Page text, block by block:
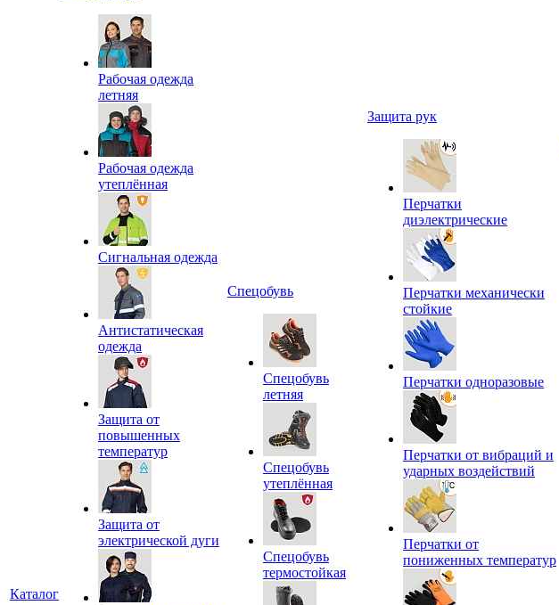
Каталог
Рабочая одежда
летняя
Рабочая одежда
утеплённая
Сигнальная одежда
Антистатическая
одежда
Защита от
повышенных
температур
Защита от
электрической дуги
Спецобувь
Спецобувь
летняя
Спецобувь
утеплённая
Спецобувь
термостойкая
Защита рук
Перчатки
диэлектрические
Перчатки механически
стойкие
Перчатки одноразовые
Перчатки от вибраций и
ударных воздействий
Перчатки от
пониженных температур